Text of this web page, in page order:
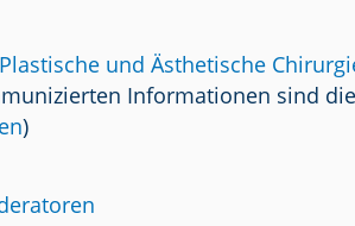
und Ästhetische
Informationen sind
)